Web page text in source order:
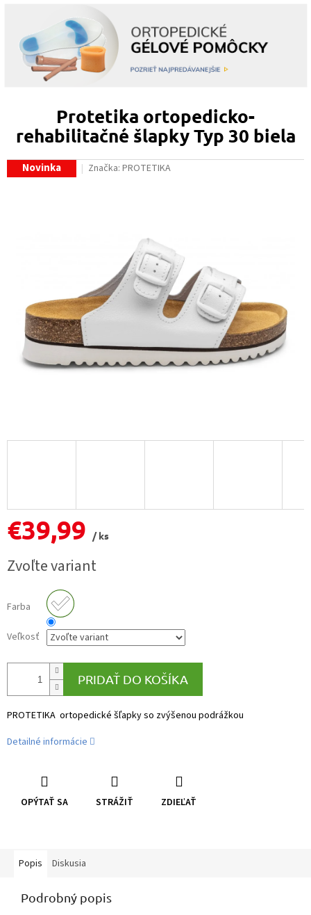
Protetika ortopedicko-
rehabilitačné šlapky Typ 30 biela
Novinka Značka: PROTETIKA
€39,99
/ ks
cena:
Zvoľte variant
Farba
Veľkosť
PRIDAŤ DO KOŠÍKA
PROTETIKA ortopedické šľapky so zvýšenou podrážkou
Detailné informácie
OPÝTAŤ SA STRÁŽIŤ ZDIEĽAŤ
Popis Diskusia
Podrobný popis